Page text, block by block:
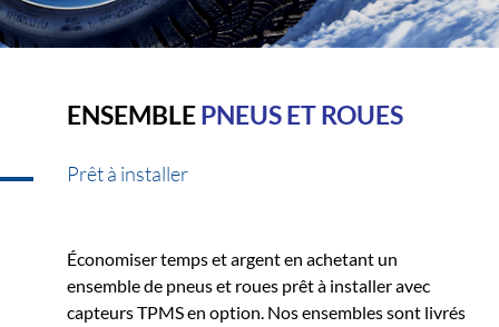
ENSEMBLEPNEUS ET ROUES
Prêt à installer
Économiser temps et argent en achetant un
ensemble de pneus et roues prêt à installer avec
capteurs TPMS en option. Nos ensembles sont livrés